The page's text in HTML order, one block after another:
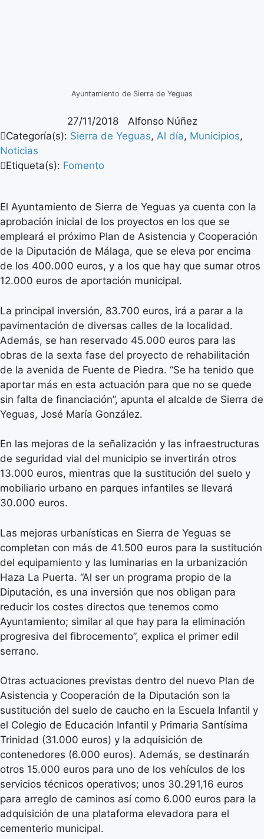
Ayuntamiento de Sierra de Yeguas
27/11/2018
Alfonso Núñez
Categoría(s): Sierra de Yeguas, Al día, Municipios,
Noticias
Etiqueta(s): Fomento
El Ayuntamiento de Sierra de Yeguas ya cuenta con la
aprobación inicial de los proyectos en los que se
empleará el próximo Plan de Asistencia y Cooperación
de la Diputación de Málaga, que se eleva por encima
de los 400.000 euros, y a los que hay que sumar otros
12.000 euros de aportación municipal.
La principal inversión, 83.700 euros, irá a parar a la
pavimentación de diversas calles de la localidad.
Además, se han reservado 45.000 euros para las
obras de la sexta fase del proyecto de rehabilitación
de la avenida de Fuente de Piedra. “Se ha tenido que
aportar más en esta actuación para que no se quede
sin falta de financiación”, apunta el alcalde de Sierra de
Yeguas, José María González.
En las mejoras de la señalización y las infraestructuras
de seguridad vial del municipio se invertirán otros
13.000 euros, mientras que la sustitución del suelo y
mobiliario urbano en parques infantiles se llevará
30.000 euros.
Las mejoras urbanísticas en Sierra de Yeguas se
completan con más de 41.500 euros para la sustitución
del equipamiento y las luminarias en la urbanización
Haza La Puerta. “Al ser un programa propio de la
Diputación, es una inversión que nos obligan para
reducir los costes directos que tenemos como
Ayuntamiento; similar al que hay para la eliminación
progresiva del fibrocemento”, explica el primer edil
serrano.
Otras actuaciones previstas dentro del nuevo Plan de
Asistencia y Cooperación de la Diputación son la
sustitución del suelo de caucho en la Escuela Infantil y
el Colegio de Educación Infantil y Primaria Santísima
Trinidad (31.000 euros) y la adquisición de
contenedores (6.000 euros). Además, se destinarán
otros 15.000 euros para uno de los vehículos de los
servicios técnicos operativos; unos 30.291,16 euros
para arreglo de caminos así como 6.000 euros para la
adquisición de una plataforma elevadora para el
cementerio municipal.